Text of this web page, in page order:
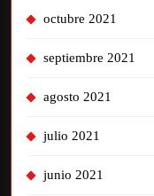
octubre 2021
septiembre 2021
agosto 2021
julio 2021
junio 2021